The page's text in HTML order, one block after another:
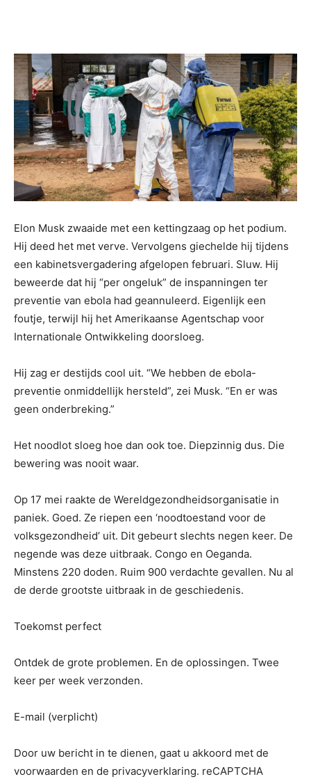
Elon Musk zwaaide met een kettingzaag op het podium.
Hij deed het met verve. Vervolgens giechelde hij tijdens
een kabinetsvergadering afgelopen februari. Sluw. Hij
beweerde dat hij “per ongeluk” de inspanningen ter
preventie van ebola had geannuleerd. Eigenlijk een
foutje, terwijl hij het Amerikaanse Agentschap voor
Internationale Ontwikkeling doorsloeg.
Hij zag er destijds cool uit. “We hebben de ebola-
preventie onmiddellijk hersteld”, zei Musk. “En er was
geen onderbreking.”
Het noodlot sloeg hoe dan ook toe. Diepzinnig dus. Die
bewering was nooit waar.
Op 17 mei raakte de Wereldgezondheidsorganisatie in
paniek. Goed. Ze riepen een ‘noodtoestand voor de
volksgezondheid’ uit. Dit gebeurt slechts negen keer. De
negende was deze uitbraak. Congo en Oeganda.
Minstens 220 doden. Ruim 900 verdachte gevallen. Nu al
de derde grootste uitbraak in de geschiedenis.
Toekomst perfect
Ontdek de grote problemen. En de oplossingen. Twee
keer per week verzonden.
E-mail (verplicht)
Door uw bericht in te dienen, gaat u akkoord met de
voorwaarden en de privacyverklaring. reCAPTCHA